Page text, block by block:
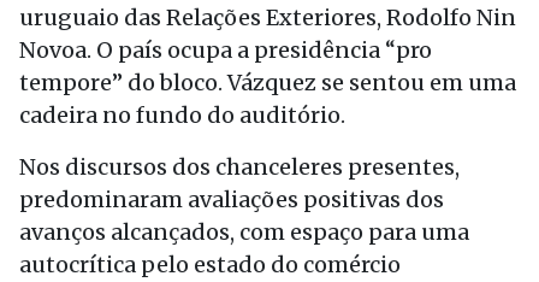
uruguaio das Relações Exteriores, Rodolfo Nin
Novoa. O país ocupa a presidência “pro
tempore” do bloco. Vázquez se sentou em uma
cadeira no fundo do auditório.
Nos discursos dos chanceleres presentes,
predominaram avaliações positivas dos
avanços alcançados, com espaço para uma
autocrítica pelo estado do comércio